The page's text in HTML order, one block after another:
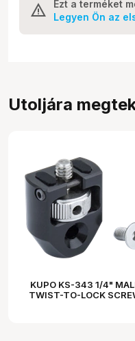
Ezt a terméket
Legyen Ön az
Utoljára
KUPO KS-343 1/4"
TWIST-TO-LOCK